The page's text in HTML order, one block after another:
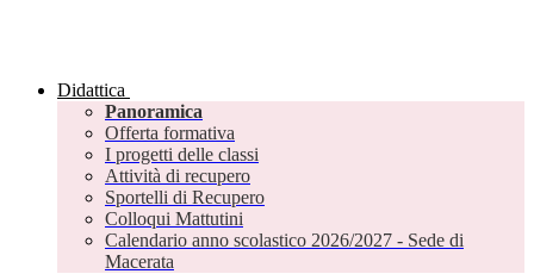
Didattica
Panoramica
Offerta formativa
I progetti delle classi
Attività di recupero
Sportelli di Recupero
Colloqui Mattutini
Calendario anno scolastico 2026/2027 - Sede di
Macerata